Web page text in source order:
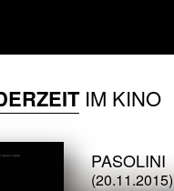
IM KINO
PASOLINI
(20.11.2015)